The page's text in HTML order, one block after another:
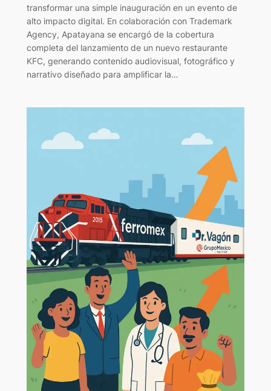
transformar una simple inauguración en un evento de
alto impacto digital. En colaboración con Trademark
Agency, Apatayana se encargó de la cobertura
completa del lanzamiento de un nuevo restaurante
KFC, generando contenido audiovisual, fotográfico y
narrativo diseñado para amplificar la…